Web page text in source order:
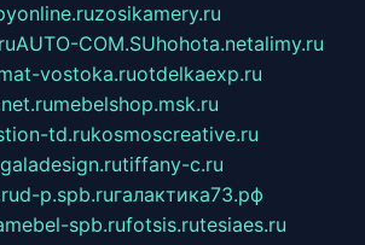
zosikamery.ru
AUTO-COM.SUhohota.netalimy.ru
vostoka.ruotdelkaexp.ru
mebelshop.msk.ru
td.rukosmoscreative.ru
tiffany-c.ru
d-p.spb.ruгалактика73.рф
spb.rufotsis.rutesiaes.ru